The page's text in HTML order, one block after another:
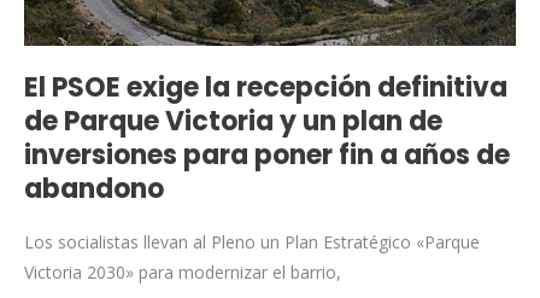
El PSOE exige la recepción definitiva
de Parque Victoria y un plan de
inversiones para poner fin a años de
abandono
Los socialistas llevan al Pleno un Plan Estratégico «Parque
Victoria 2030» para modernizar el barrio,
Victoria
y
un
plan
de
inversiones
para
fin
a